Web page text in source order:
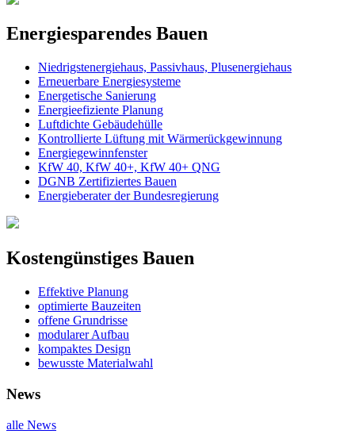
Energiesparendes Bauen
Niedrigstenergiehaus, Passivhaus, Plusenergiehaus
Erneuerbare Energiesysteme
Energetische Sanierung
Energieefiziente Planung
Luftdichte Gebäudehülle
Kontrollierte Lüftung mit Wärmerückgewinnung
Energiegewinnfenster
KfW 40, KfW 40+, KfW 40+ QNG
DGNB Zertifiziertes Bauen
Energieberater der Bundesregierung
Kostengünstiges Bauen
Effektive Planung
optimierte Bauzeiten
offene Grundrisse
modularer Aufbau
kompaktes Design
bewusste Materialwahl
News
alle News